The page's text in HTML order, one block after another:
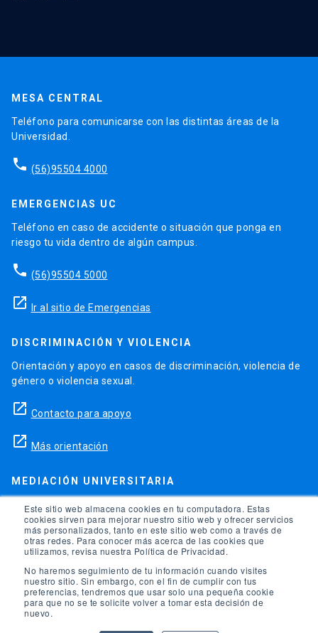
Este sitio web almacena cookies en tu computadora. Estas
cookies sirven para mejorar nuestro sitio web y ofrecer servicios
más personalizados, tanto en este sitio web como a través de
otras redes. Para conocer más acerca de las cookies que
utilizamos, revisa nuestra Política de Privacidad.
No haremos seguimiento de tu información cuando visites
nuestro sitio. Sin embargo, con el fin de cumplir con tus
preferencias, tendremos que usar solo una pequeña cookie
para que no se te solicite volver a tomar esta decisión de
nuevo.
MESA CENTRAL
Teléfono para comunicarse con las distintas áreas de la
Universidad.
phone (56)95504 4000
EMERGENCIAS UC
Teléfono en caso de accidente o situación que ponga en
riesgo tu vida dentro de algún campus.
phone (56)95504 5000
launch Ir al sitio de Emergencias
DISCRIMINACIÓN Y VIOLENCIA
Orientación y apoyo en casos de discriminación, violencia de
género o violencia sexual.
launch Contacto para apoyo
launch Más orientación
MEDIACIÓN UNIVERSITARIA
Teléfonos para orientación y consejo si se ha vulnerado
alguno de tus derechos en la universidad.
phone (56)95504 1691
phone (56)95504 1247
launch Ir a la Oficina de Ombuds UC